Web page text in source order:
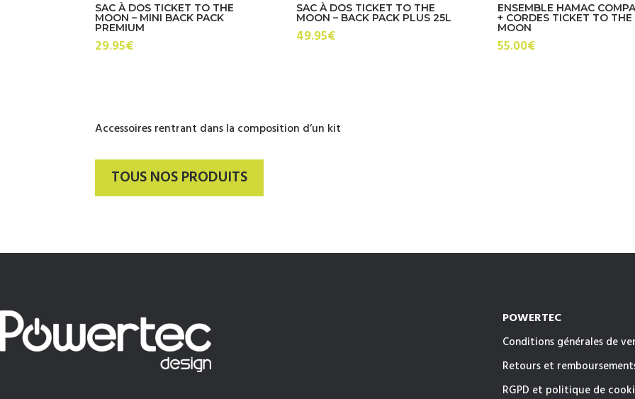
SAC À DOS TICKET TO THE
MOON – MINI BACK PACK
PREMIUM
29.95€
SAC À DOS TICKET TO THE
MOON – BACK PACK PLUS 25L
49.95€
ENSEMBLE HAMAC
+ CORDES TICKET TO THE
MOON
55.00€
Accessoires rentrant dans la composition d’un kit
TOUS NOS PRODUITS
POWERTEC
Conditions générales de
Retours et
RGPD et politique de